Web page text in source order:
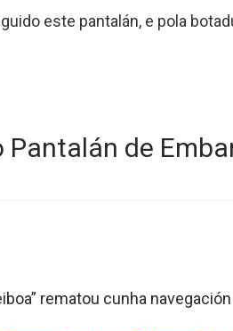
este pantalán, e pola
Pantalán de
rematou cunha